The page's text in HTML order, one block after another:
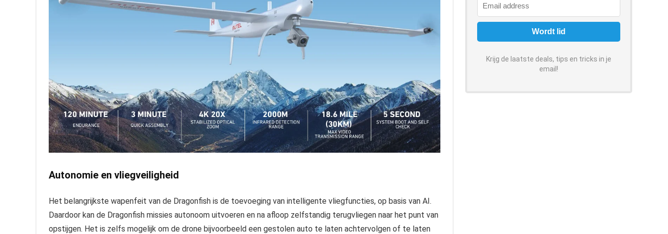
Autonomie en vliegveiligheid
Het belangrijkste wapenfeit van de Dragonfish is de toevoeging van intelligente vliegfuncties, op basis van AI.
Daardoor kan de Dragonfish missies autonoom uitvoeren en na afloop zelfstandig terugvliegen naar het punt van
opstijgen. Het is zelfs mogelijk om de drone bijvoorbeeld een gestolen auto te laten achtervolgen of te laten
Krijg de laatste deals, tips en tricks in je
email!